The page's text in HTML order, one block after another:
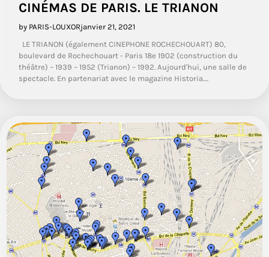
CINÉMAS DE PARIS. LE TRIANON
by PARIS-LOUXORjanvier 21, 2021
LE TRIANON (également CINEPHONE ROCHECHOUART) 80,
boulevard de Rochechouart - Paris 18e 1902 (construction du
théâtre) – 1939 – 1952 (Trianon) – 1992. Aujourd'hui, une salle de
spectacle. En partenariat avec le magazine Historia.…